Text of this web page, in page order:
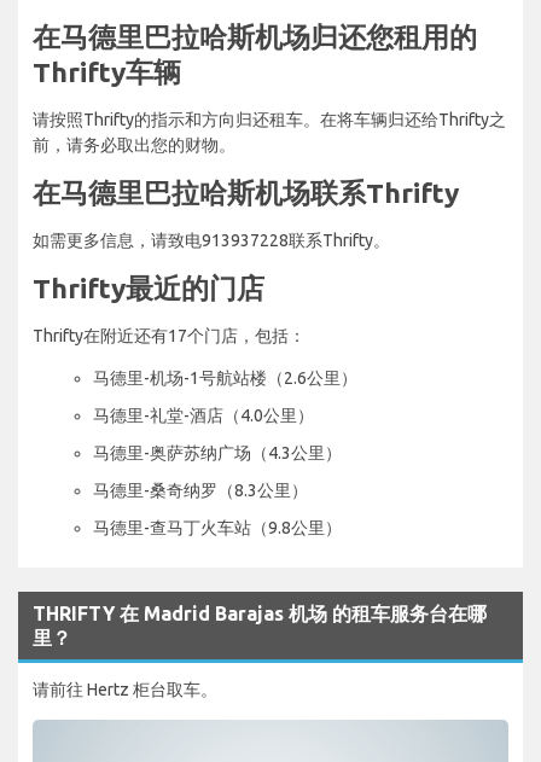
在马德里巴拉哈斯机场归还您租用的
Thrifty车辆
请按照Thrifty的指示和方向归还租车。在将车辆归还给Thrifty之
前，请务必取出您的财物。
在马德里巴拉哈斯机场联系Thrifty
如需更多信息，请致电913937228联系Thrifty。
Thrifty最近的门店
Thrifty在附近还有17个门店，包括：
马德里-机场-1号航站楼（2.6公里）
马德里-礼堂-酒店（4.0公里）
马德里-奥萨苏纳广场（4.3公里）
马德里-桑奇纳罗（8.3公里）
马德里-查马丁火车站（9.8公里）
THRIFTY 在 Madrid Barajas 机场 的租车服务台在哪
里？
请前往 Hertz 柜台取车。